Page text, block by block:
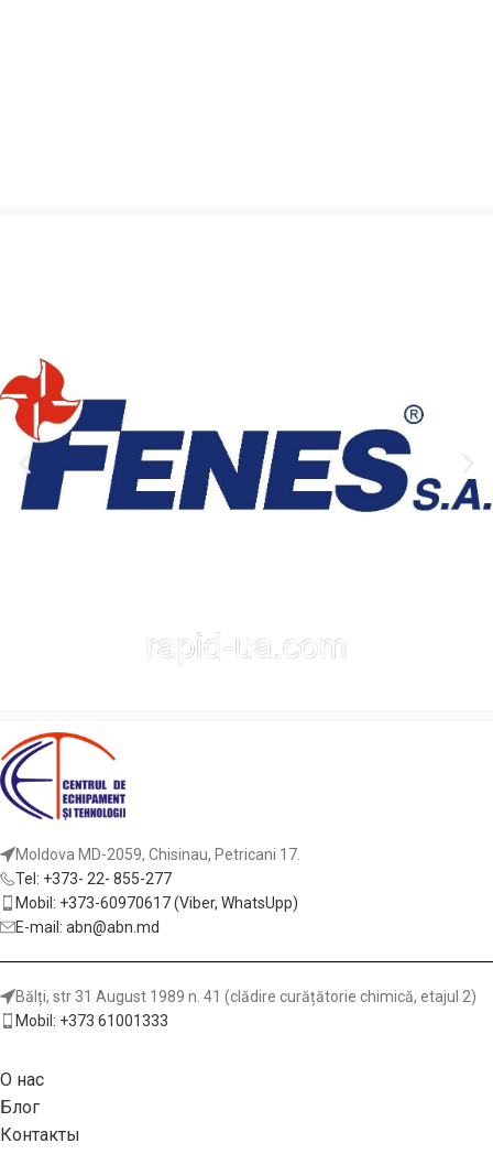
Moldova MD-2059, Chisinau, Petricani 17.
Tel: +373- 22- 855-277
Mobil: +373-60970617 (Viber, WhatsUpp)
E-mail: abn@abn.md
Bălți, str 31 August 1989 n. 41 (clădire curățătorie chimică, etajul 2)
Mobil: +373 61001333
О нас
Блог
Контакты